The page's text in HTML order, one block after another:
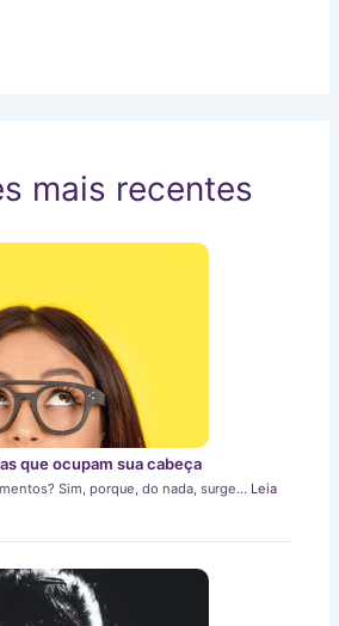
mais recentes
que ocupam sua cabeça
Sim, porque, do nada, surge… Leia